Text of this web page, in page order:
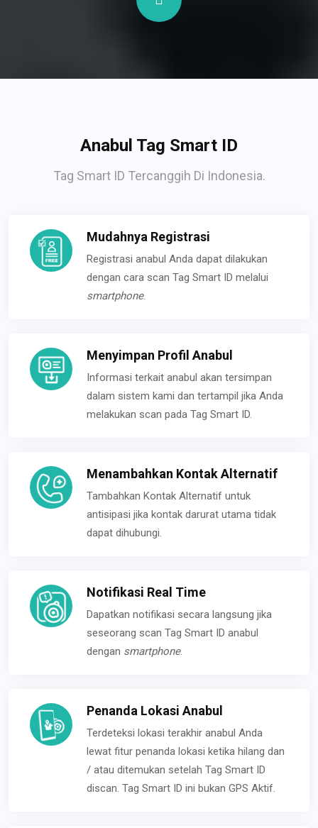
Anabul Tag Smart ID
Tag Smart ID Tercanggih Di Indonesia.
Mudahnya Registrasi
Registrasi anabul Anda dapat dilakukan
dengan cara scan Tag Smart ID melalui
smartphone.
Menyimpan Profil Anabul
Informasi terkait anabul akan tersimpan
dalam sistem kami dan tertampil jika Anda
melakukan scan pada Tag Smart ID.
Menambahkan Kontak Alternatif
Tambahkan Kontak Alternatif untuk
antisipasi jika kontak darurat utama tidak
dapat dihubungi.
Notifikasi Real Time
Dapatkan notifikasi secara langsung jika
seseorang scan Tag Smart ID anabul
dengan smartphone.
Penanda Lokasi Anabul
Terdeteksi lokasi terakhir anabul Anda
lewat fitur penanda lokasi ketika hilang dan
/ atau ditemukan setelah Tag Smart ID
discan. Tag Smart ID ini bukan GPS Aktif.